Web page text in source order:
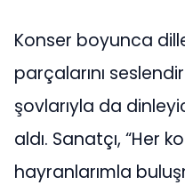
Konser boyunca
parçalarını
şovlarıyla da
aldı. Sanatçı, “Her
hayranlarımla